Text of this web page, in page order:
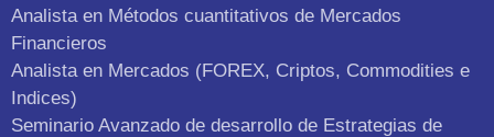
Analista en Métodos cuantitativos de Mercados
Financieros
Analista en Mercados (FOREX, Criptos, Commodities e
Indices)
Seminario Avanzado de desarrollo de Estrategias de